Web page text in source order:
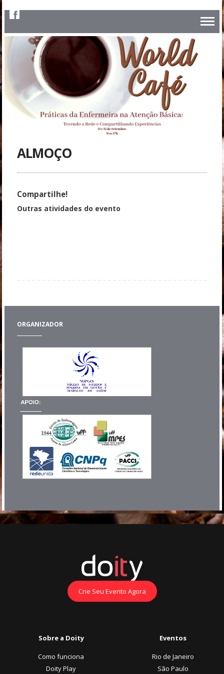
ALMOÇO
Compartilhe!
Outras atividades do evento
ORGANIZADOR
Crie Seu Evento Agora
Sobre a Doity
Como funciona
Doity Play
Eventos
Rio de Janeiro
São Paulo